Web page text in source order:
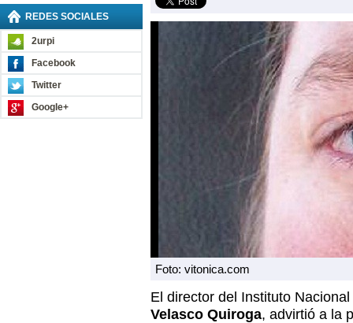
REDES SOCIALES
2urpi
Facebook
Twitter
Google+
Foto: vitonica.com
El director del Instituto
Velasco Quiroga, advirtió a la